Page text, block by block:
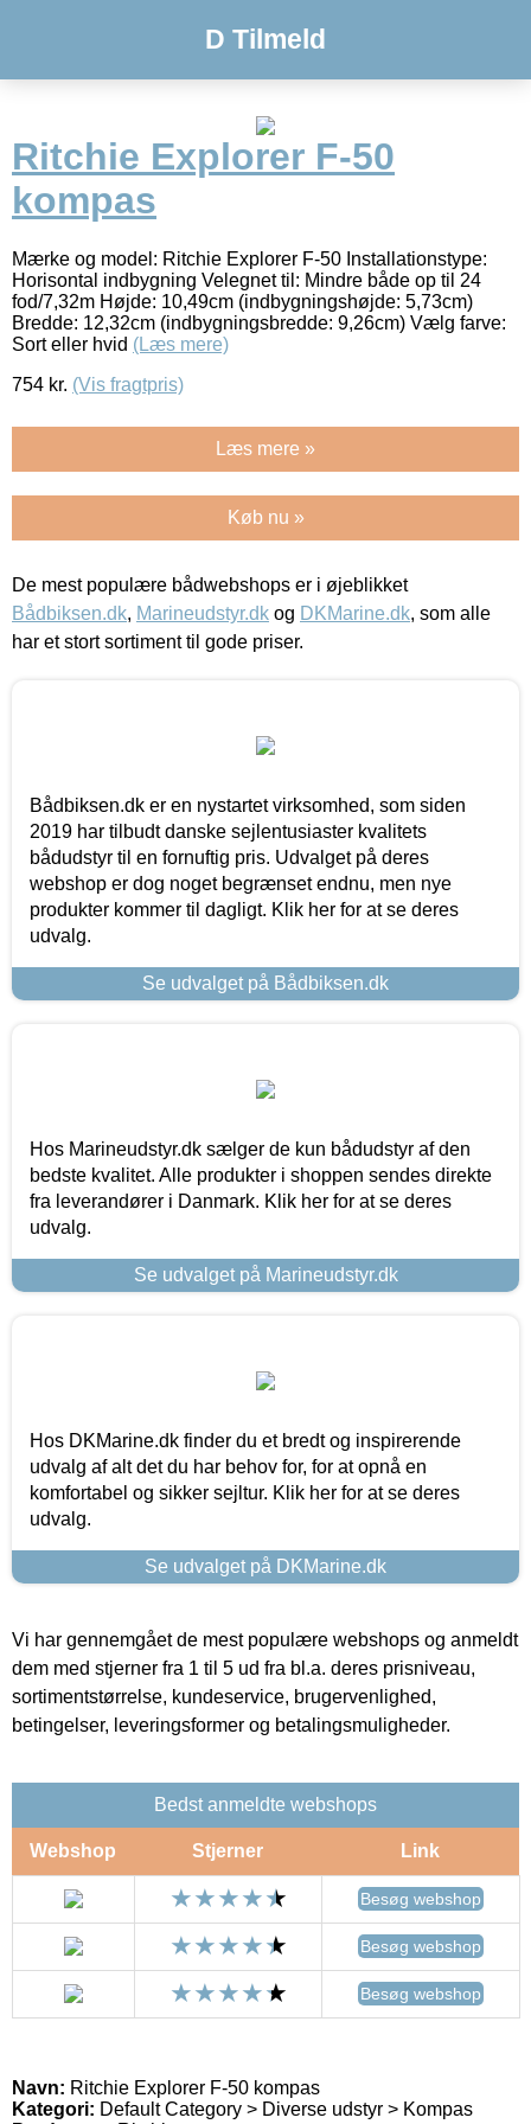
D Tilmeld
Ritchie Explorer F-50
kompas
Mærke og model: Ritchie Explorer F-50 Installationstype:
Horisontal indbygning Velegnet til: Mindre både op til 24
fod/7,32m Højde: 10,49cm (indbygningshøjde: 5,73cm)
Bredde: 12,32cm (indbygningsbredde: 9,26cm) Vælg farve:
Sort eller hvid (Læs mere)
754 kr. (Vis fragtpris)
Læs mere »
Køb nu »
De mest populære bådwebshops er i øjeblikket
Bådbiksen.dk, Marineudstyr.dk og DKMarine.dk, som alle
har et stort sortiment til gode priser.
Bådbiksen.dk er en nystartet virksomhed, som siden
2019 har tilbudt danske sejlentusiaster kvalitets
bådudstyr til en fornuftig pris. Udvalget på deres
webshop er dog noget begrænset endnu, men nye
produkter kommer til dagligt. Klik her for at se deres
udvalg.
Se udvalget på Bådbiksen.dk
Hos Marineudstyr.dk sælger de kun bådudstyr af den
bedste kvalitet. Alle produkter i shoppen sendes direkte
fra leverandører i Danmark. Klik her for at se deres
udvalg.
Se udvalget på Marineudstyr.dk
Hos DKMarine.dk finder du et bredt og inspirerende
udvalg af alt det du har behov for, for at opnå en
komfortabel og sikker sejltur. Klik her for at se deres
udvalg.
Se udvalget på DKMarine.dk
Vi har gennemgået de mest populære webshops og anmeldt
dem med stjerner fra 1 til 5 ud fra bl.a. deres prisniveau,
sortimentstørrelse, kundeservice, brugervenlighed,
betingelser, leveringsformer og betalingsmuligheder.
Bedst anmeldte webshops
Webshop Stjerner Link
Besøg webshop
Besøg webshop
Besøg webshop
Navn: Ritchie Explorer F-50 kompas
Kategori: Default Category > Diverse udstyr > Kompas